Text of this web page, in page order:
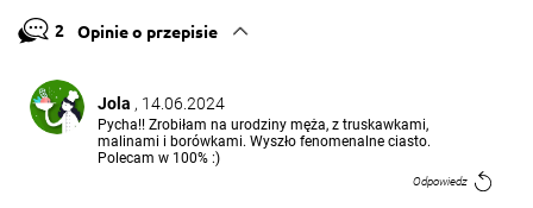
2 Opinie o przepisie
Jola , 14.06.2024
Pycha!! Zrobiłam na urodziny męża, z truskawkami,
malinami i borówkami. Wyszło fenomenalne ciasto.
Polecam w 100% :)
Odpowiedz